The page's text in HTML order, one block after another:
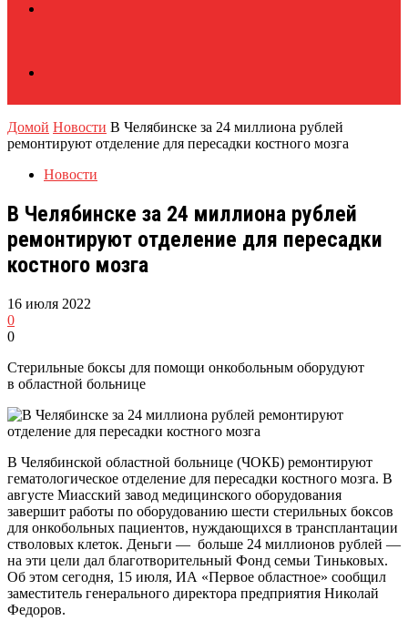
Домой Новости В Челябинске за 24 миллиона рублей
ремонтируют отделение для пересадки костного мозга
Новости
В Челябинске за 24 миллиона рублей
ремонтируют отделение для пересадки
костного мозга
16 июля 2022
0
0
Стерильные боксы для помощи онкобольным оборудуют
в областной больнице
В Челябинской областной больнице (ЧОКБ) ремонтируют
гематологическое отделение для пересадки костного мозга. В
августе Миасский завод медицинского оборудования
завершит работы по оборудованию шести стерильных боксов
для онкобольных пациентов, нуждающихся в трансплантации
стволовых клеток. Деньги — больше 24 миллионов рублей —
на эти цели дал благотворительный Фонд семьи Тиньковых.
Об этом сегодня, 15 июля, ИА «Первое областное» сообщил
заместитель генерального директора предприятия Николай
Федоров.